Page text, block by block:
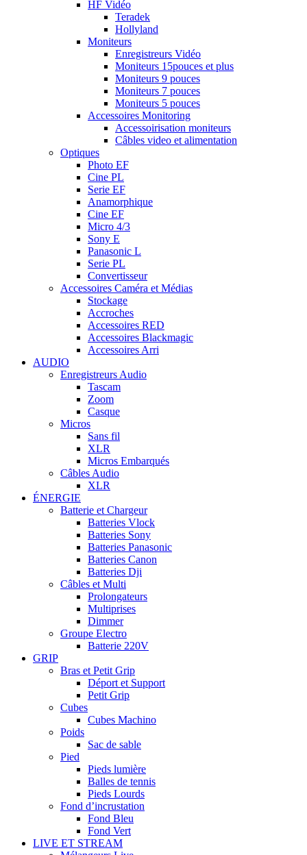
HF Vidéo
Teradek
Hollyland
Moniteurs
Enregistreurs Vidéo
Moniteurs 15pouces et plus
Moniteurs 9 pouces
Moniteurs 7 pouces
Moniteurs 5 pouces
Accessoires Monitoring
Accessoirisation moniteurs
Câbles video et alimentation
Optiques
Photo EF
Cine PL
Serie EF
Anamorphique
Cine EF
Micro 4/3
Sony E
Panasonic L
Serie PL
Convertisseur
Accessoires Caméra et Médias
Stockage
Accroches
Accessoires RED
Accessoires Blackmagic
Accessoires Arri
AUDIO
Enregistreurs Audio
Tascam
Zoom
Casque
Micros
Sans fil
XLR
Micros Embarqués
Câbles Audio
XLR
ÉNERGIE
Batterie et Chargeur
Batteries Vlock
Batteries Sony
Batteries Panasonic
Batteries Canon
Batteries Dji
Câbles et Multi
Prolongateurs
Multiprises
Dimmer
Groupe Electro
Batterie 220V
GRIP
Bras et Petit Grip
Déport et Support
Petit Grip
Cubes
Cubes Machino
Poids
Sac de sable
Pied
Pieds lumière
Balles de tennis
Pieds Lourds
Fond d’incrustation
Fond Bleu
Fond Vert
LIVE ET STREAM